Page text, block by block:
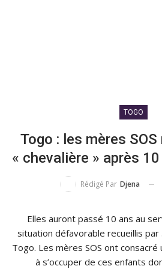
TOGO
Togo : les mères
« chevalière » après
Rédigé Par Djena
Elles auront passé 10 ans au
situation défavorable recueillis par
Togo. Les mères SOS ont
à s’occuper de ces enfants